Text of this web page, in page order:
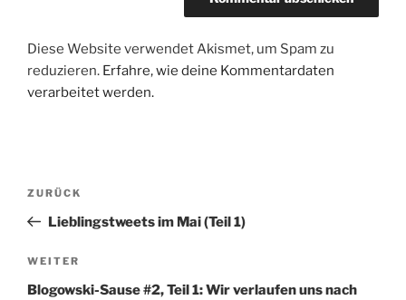
Diese Website verwendet Akismet, um Spam zu
reduzieren. Erfahre, wie deine Kommentardaten
verarbeitet werden.
Beitragsnavigation
Vorheriger
Beitrag
ZURÜCK
Lieblingstweets im Mai (Teil 1)
Nächster
Beitrag
WEITER
Blogowski-Sause #2, Teil 1: Wir verlaufen uns nach